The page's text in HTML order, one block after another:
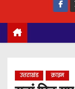
o
उत्तराखंड क्राइम